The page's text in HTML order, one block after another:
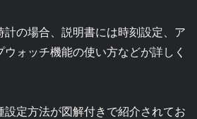
の場合、説明書には時刻設定、ア
ォッチ機能の使い方などが詳しく
定方法が図解付きで紹介されてお